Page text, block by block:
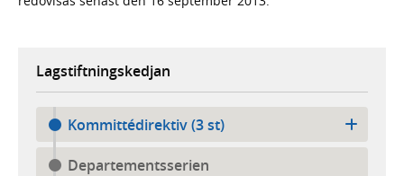
Lagstiftningskedjan
Kommittédirektiv (3 st)
Departementsserien